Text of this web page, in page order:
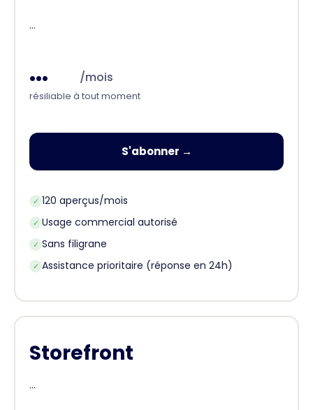
...
... /mois
résiliable à tout moment
S'abonner →
✓ 120 aperçus/mois
✓ Usage commercial autorisé
✓ Sans filigrane
✓ Assistance prioritaire (réponse en 24h)
Storefront
...